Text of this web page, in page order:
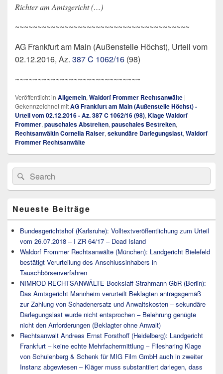
Richter am Amtsgericht (…)
~~~~~~~~~~~~~~~~~~~~~~~~~~~~~~~~~~~~~~~
AG Frankfurt am Main (Außenstelle Höchst), Urteil vom
02.12.2016, Az. 387 C 1062/16 (98)
~~~~~~~~~~~~~~~~~~~~~~~~~~~~
Veröffentlicht in Allgemein, Waldorf Frommer Rechtsanwälte |
Gekennzeichnet mitAG Frankfurt am Main (Außenstelle Höchst) -
Urteil vom 02.12.2016 - Az. 387 C 1062/16 (98), Klage Waldorf
Frommer, pauschales Abstreiten, pauschales Bestreiten,
Rechtsanwältin Cornelia Raiser, sekundäre Darlegungslast, Waldorf
Frommer Rechtsanwälte
Primärer
Seitenleisten
Widget-
Bereich
Search
for:
Suche
Neueste Beiträge
Bundesgerichtshof (Karlsruhe): Volltextveröffentlichung zum Urteil
vom 26.07.2018 – I ZR 64/17 – Dead Island
Waldorf Frommer Rechtsanwälte (München): Landgericht Bielefeld
bestätigt Verurteilung des Anschlussinhabers in
Tauschbörsenverfahren
NIMROD RECHTSANWÄLTE Bockslaff Strahmann GbR (Berlin):
Das Amtsgericht Mannheim verurteilt Beklagten antragsgemäß
zur Zahlung von Schadenersatz und Anwaltskosten – sekundäre
Darlegungslast wurde nicht entsprochen – Belehrung genügte
nicht den Anforderungen (Beklagter ohne Anwalt)
Rechtsanwalt Andreas Ernst Forsthoff (Heidelberg): Landgericht
Frankfurt – keine echte Mehrfachermittlung – Filesharing Klage
von Schulenberg & Schenk für MIG Film GmbH auch in zweiter
Instanz abgewiesen – Kläger muss substantiiert darlegen, dass